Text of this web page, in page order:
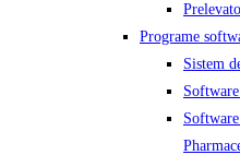
Programe
Sistem